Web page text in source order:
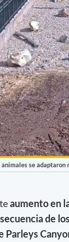
se
aumento en
de
Parleys